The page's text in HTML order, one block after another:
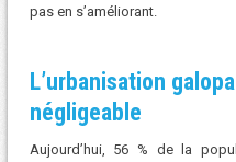
pas en s’améliorant.
L’urbanisation
négligeable
Aujourd’hui, 56 % de la